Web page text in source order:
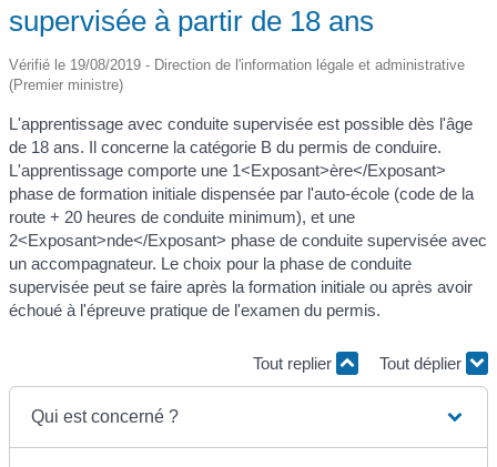
supervisée à partir de 18 ans
Vérifié le 19/08/2019 - Direction de l'information légale et administrative
(Premier ministre)
L'apprentissage avec conduite supervisée est possible dès l'âge
de 18 ans. Il concerne la catégorie B du permis de conduire.
L'apprentissage comporte une 1<Exposant>ère</Exposant>
phase de formation initiale dispensée par l'auto-école (code de la
route + 20 heures de conduite minimum), et une
2<Exposant>nde</Exposant> phase de conduite supervisée avec
un accompagnateur. Le choix pour la phase de conduite
supervisée peut se faire après la formation initiale ou après avoir
échoué à l'épreuve pratique de l'examen du permis.
Tout replier Tout déplier
Qui est concerné ?